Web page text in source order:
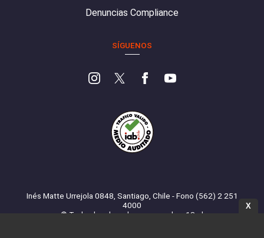
Denuncias Compliance
SÍGUENOS
Inés Matte Urrejola 0848, Santiago, Chile - Fono (562) 2 251
4000
© Todos los derechos reservados. 13.cl
X